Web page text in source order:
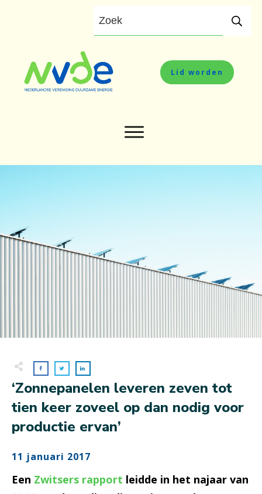
Lid worden
‘Zonnepanelen leveren zeven tot
tien keer zoveel op dan nodig voor
productie ervan’
11 januari 2017
Een Zwitsers rapport leidde in het najaar van